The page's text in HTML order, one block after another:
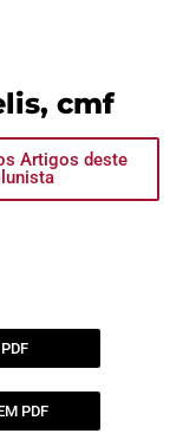
cmf
Artigos deste
PDF